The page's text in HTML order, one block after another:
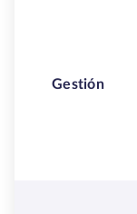
Gestión